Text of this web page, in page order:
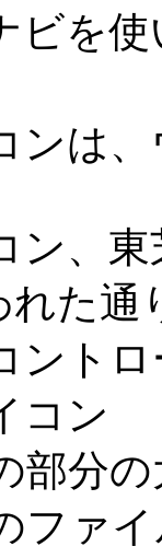
ビを
ンは
ン、
れた通
ント
コン
部分
ファ